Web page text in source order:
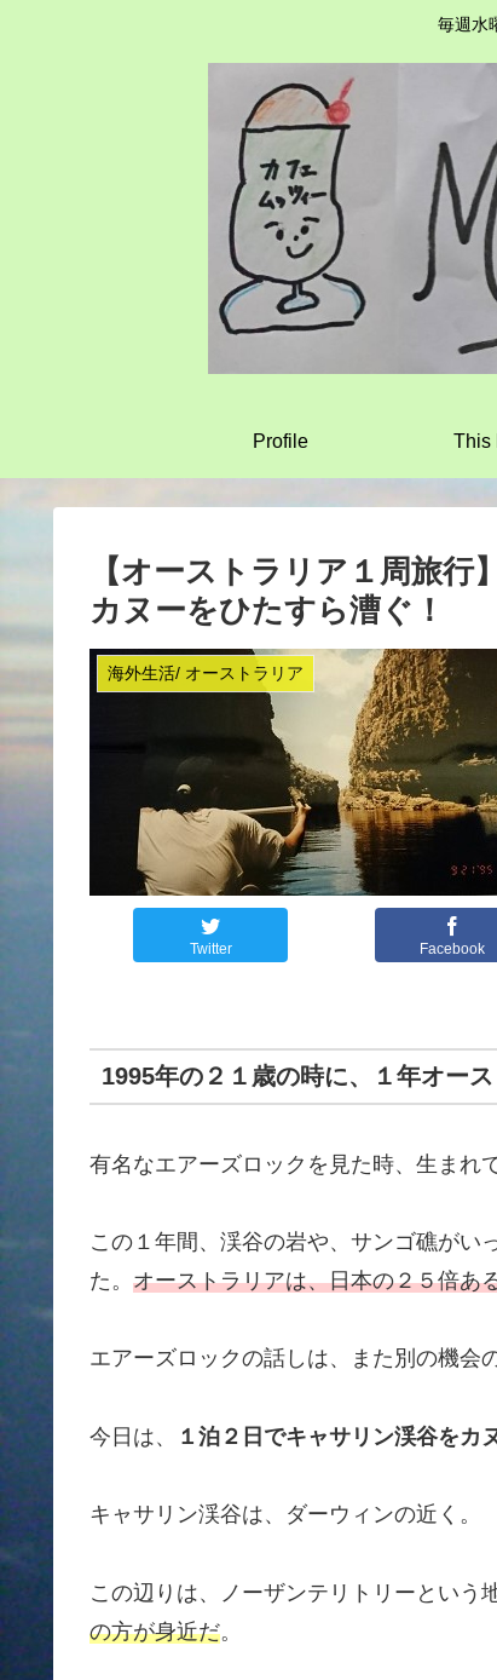
毎週水
Profile This
【オーストラリア１周旅
カヌーをひたすら漕ぐ！
海外生活/ オーストラリア
Twitter Facebook
1995年の２１歳の時に、１年オース
有名なエアーズロックを見た時、生まれ
この１年間、渓谷の岩や、サンゴ礁がい
た。 オーストラリアは、日本の２５倍あ
エアーズロックの話しは、また別の機会
今日は、 １泊２日でキャサリン渓谷をカ
キャサリン渓谷は、ダーウィンの近く。
この辺りは、ノーザンテリトリーという
の方が身近だ。